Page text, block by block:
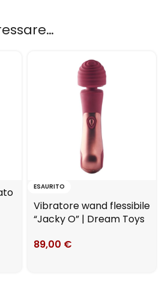
ESAURITO
Vibratore wand flessibile
“Jacky O” | Dream Toys
89,00 €